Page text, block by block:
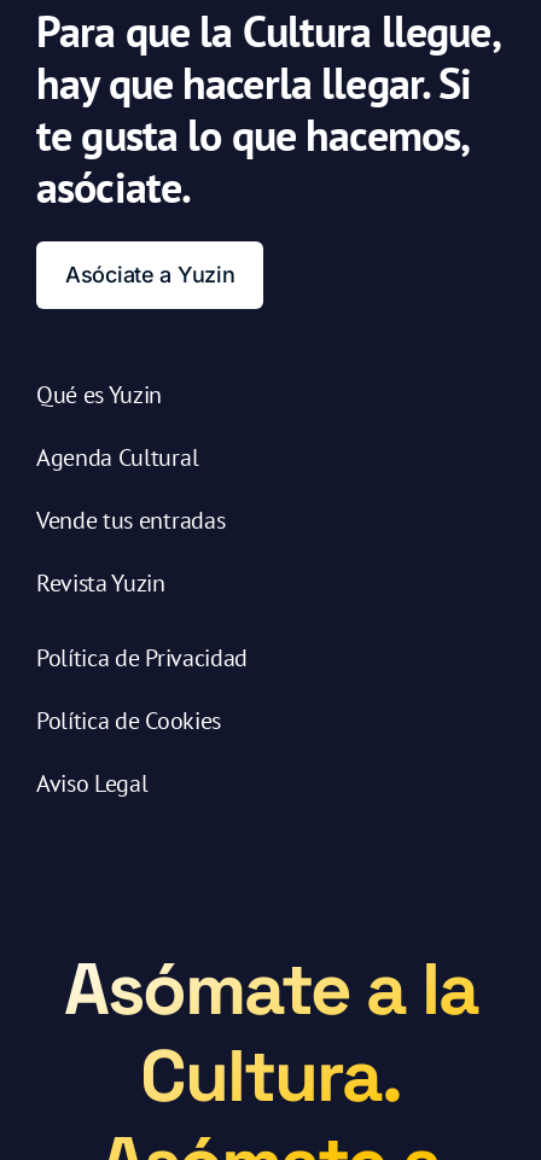
Para que la Cultura llegue,
hay que hacerla llegar. Si
te gusta lo que hacemos,
asóciate.
Asóciate a Yuzin
Qué es Yuzin
Agenda Cultural
Vende tus entradas
Revista Yuzin
Política de Privacidad
Política de Cookies
Aviso Legal
Asómate a la
Cultura.